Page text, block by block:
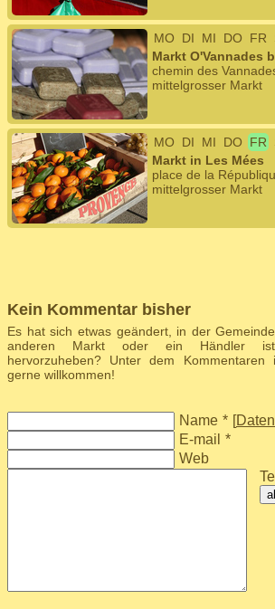
MO DI MI DO FR
Markt O'Vannades
chemin des
mittelgrosser Markt
MO DI MI DO FR
Markt in Les Mées
place de la
mittelgrosser Markt
Kein Kommentar bisher
Es hat sich etwas geändert, in der
anderen Markt oder ein Händler
hervorzuheben? Unter dem Kommentaren
gerne willkommen!
Name * [
E-mail *
Web